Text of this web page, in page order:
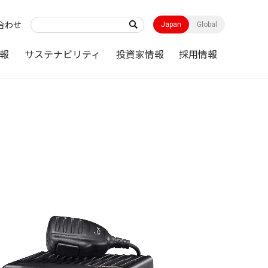
わせ Japan Global
サステナビリティ 投資家情報 採用情報